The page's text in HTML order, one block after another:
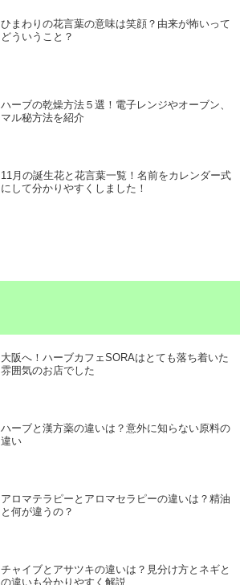
ひまわりの花言葉の意味は笑顔？由来が怖いって
どういうこと？
ハーブの乾燥方法５選！電子レンジやオーブン、
マル秘方法を紹介
11月の誕生花と花言葉一覧！名前をカレンダー式
にして分かりやすくしました！
大阪へ！ハーブカフェSORAはとても落ち着いた
雰囲気のお店でした
ハーブと漢方薬の違いは？意外に知らない原料の
違い
アロマテラピーとアロマセラピーの違いは？精油
と何が違うの？
チャイブとアサツキの違いは？見分け方とネギと
の違いも分かりやすく解説